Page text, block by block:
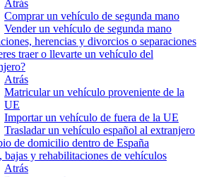
Atrás
Comprar un vehículo de segunda mano
Vender un vehículo de segunda mano
herencias y divorcios o separaciones
traer o llevarte un vehículo del
Atrás
Matricular un vehículo proveniente de la
UE
Importar un vehículo de fuera de la UE
Trasladar un vehículo español al extranjero
de domicilio dentro de España
bajas y rehabilitaciones de vehículos
Atrás